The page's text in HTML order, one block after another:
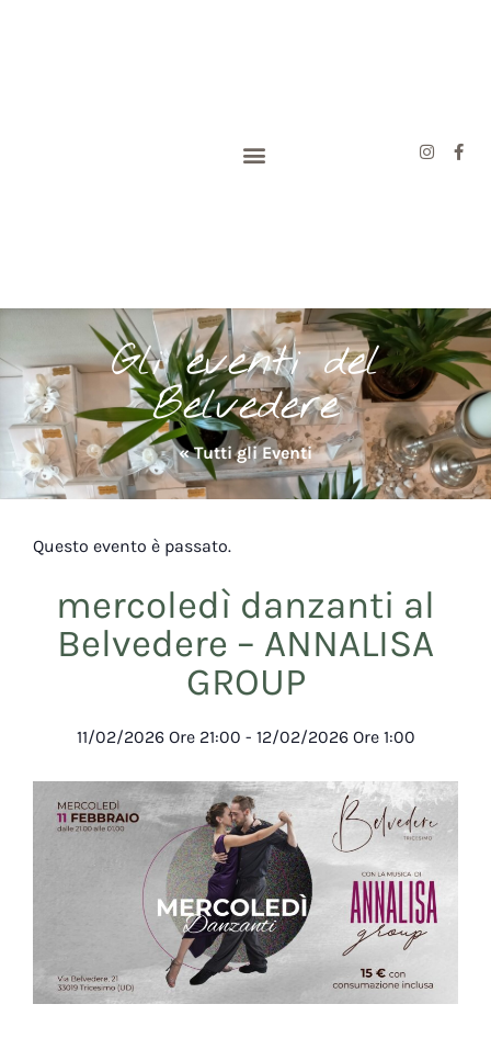
Gli eventi del
Belvedere
« Tutti gli Eventi
Questo evento è passato.
mercoledì danzanti al
Belvedere – ANNALISA
GROUP
11/02/2026 Ore 21:00 - 12/02/2026 Ore 1:00